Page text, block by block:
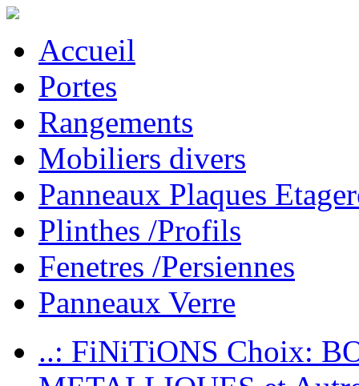
Accueil
Portes
Rangements
Mobiliers divers
Panneaux Plaques
Plinthes /Profils
Fenetres /Persiennes
Panneaux Verre
..: FiNiTiONS Choix: